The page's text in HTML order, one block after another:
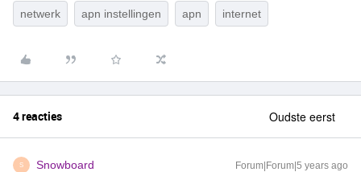
netwerk apn instellingen apn internet
4 reacties Oudste eerst
S Snowboard Forum|Forum|5 years ago